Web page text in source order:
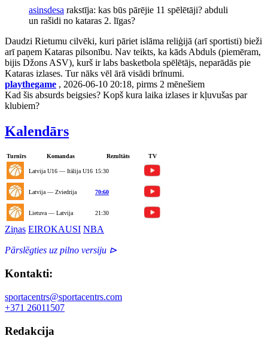
asinsdesa rakstīja: kas būs pārējie 11 spēlētāji? abduli
un rašidi no kataras 2. līgas?
Daudzi Rietumu cilvēki, kuri pāriet islāma reliģijā (arī sportisti) bieži
arī paņem Kataras pilsonību. Nav teikts, ka kāds Abduls (piemēram,
bijis Džons ASV), kurš ir labs basketbola spēlētājs, neparādās pie
Kataras izlases. Tur nāks vēl ārā visādi brīnumi.
playthegame , 2026-06-10 20:18, pirms 2 mēnešiem
Kad šis absurds beigsies? Kopš kura laika izlases ir kļuvušas par
klubiem?
Kalendārs
Turnīrs Komandas Rezultāts TV
Latvija U16 — Itālija U16 15:30
Latvija — Zviedrija 70:60
Lietuva — Latvija 21:30
Ziņas EIROKAUSI NBA
Pārslēgties uz pilno versiju ⊳
Kontakti:
sportacentrs@sportacentrs.com
+371 26011507
Redakcija